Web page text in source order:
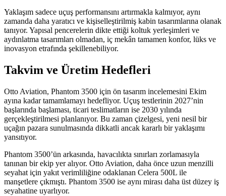
Yaklaşım sadece uçuş performansını artırmakla kalmıyor, aynı
zamanda daha yaratıcı ve kişiselleştirilmiş kabin tasarımlarına olanak
tanıyor. Yapısal pencerelerin dikte ettiği koltuk yerleşimleri ve
aydınlatma tasarımları olmadan, iç mekân tamamen konfor, lüks ve
inovasyon etrafında şekillenebiliyor.
Takvim ve Üretim Hedefleri
Otto Aviation, Phantom 3500 için ön tasarım incelemesini Ekim
ayına kadar tamamlamayı hedefliyor. Uçuş testlerinin 2027’nin
başlarında başlaması, ticari teslimatların ise 2030 yılında
gerçekleştirilmesi planlanıyor. Bu zaman çizelgesi, yeni nesil bir
uçağın pazara sunulmasında dikkatli ancak kararlı bir yaklaşımı
yansıtıyor.
Phantom 3500’ün arkasında, havacılıkta sınırları zorlamasıyla
tanınan bir ekip yer alıyor. Otto Aviation, daha önce uzun menzilli
seyahat için yakıt verimliliğine odaklanan Celera 500L ile
manşetlere çıkmıştı. Phantom 3500 ise aynı mirası daha üst düzey iş
seyahatine uyarlıyor.